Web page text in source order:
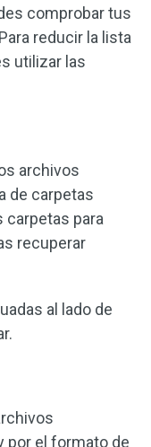
comprobar tus
reducir la lista
utilizar las
archivos
de carpetas
carpetas para
recuperar
al lado de
por el formato de